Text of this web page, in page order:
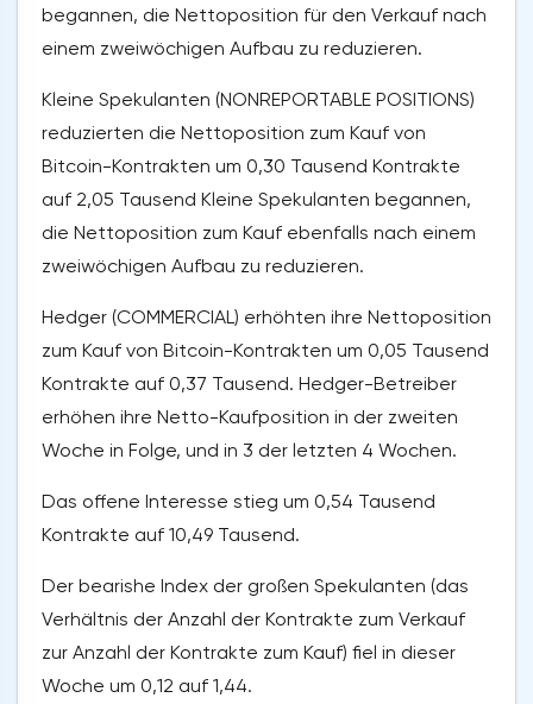
begannen, die Nettoposition für den Verkauf nach
einem zweiwöchigen Aufbau zu reduzieren.
Kleine Spekulanten (NONREPORTABLE POSITIONS)
reduzierten die Nettoposition zum Kauf von
Bitcoin-Kontrakten um 0,30 Tausend Kontrakte
auf 2,05 Tausend Kleine Spekulanten begannen,
die Nettoposition zum Kauf ebenfalls nach einem
zweiwöchigen Aufbau zu reduzieren.
Hedger (COMMERCIAL) erhöhten ihre Nettoposition
zum Kauf von Bitcoin-Kontrakten um 0,05 Tausend
Kontrakte auf 0,37 Tausend. Hedger-Betreiber
erhöhen ihre Netto-Kaufposition in der zweiten
Woche in Folge, und in 3 der letzten 4 Wochen.
Das offene Interesse stieg um 0,54 Tausend
Kontrakte auf 10,49 Tausend.
Der bearishe Index der großen Spekulanten (das
Verhältnis der Anzahl der Kontrakte zum Verkauf
zur Anzahl der Kontrakte zum Kauf) fiel in dieser
Woche um 0,12 auf 1,44.